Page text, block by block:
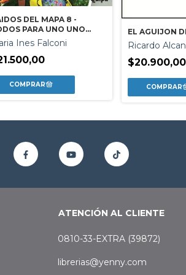
DEL MAPA 8 -
PARA UNO UNO
TODOS
Ines Falconi
EL AGUIJON
Ricardo
$20.900,00
ATENCIÓN AL CLIENTE
0810-33-EXTRA (39872)
librerias@yenny.com